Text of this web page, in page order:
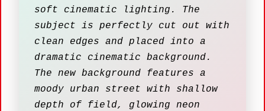
soft cinematic lighting. The
subject is perfectly cut out with
clean edges and placed into a
dramatic cinematic background.
The new background features a
moody urban street with shallow
depth of field, glowing neon